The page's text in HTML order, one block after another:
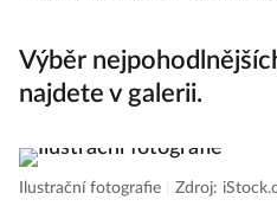
Výběr
najdete v galerii.
Ilustrační fotografie Zdroj: